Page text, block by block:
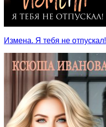
Измена. Я тебя не отпускал!